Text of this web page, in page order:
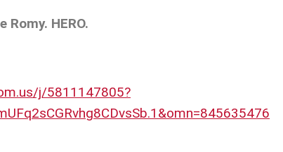
Romy. HERO.
j/5811147805?